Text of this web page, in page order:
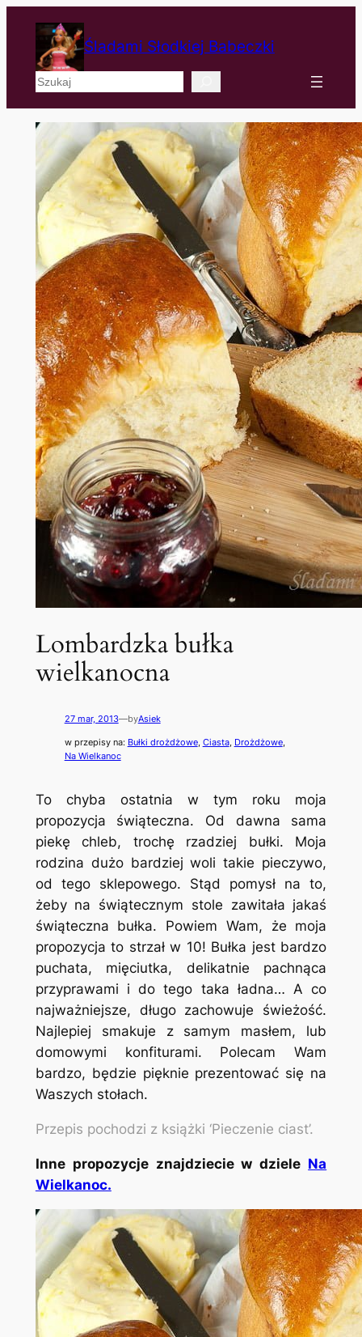
Śladami Słodkiej Babeczki
Szukaj
Lombardzka bułka
wielkanocna
27 mar, 2013—byAsiek
w przepisy na: Bułki drożdżowe, Ciasta, Drożdżowe
Na Wielkanoc
To chyba ostatnia w tym roku moja
propozycja świąteczna. Od dawna sama
piekę chleb, trochę rzadziej bułki. Moja
rodzina dużo bardziej woli takie pieczywo,
od tego sklepowego. Stąd pomysł na to,
żeby na świątecznym stole zawitała jakaś
świąteczna bułka. Powiem Wam, że moja
propozycja to strzał w 10! Bułka jest bardzo
puchata, mięciutka, delikatnie pachnąca
przyprawami i do tego taka ładna… A co
najważniejsze, długo zachowuje świeżość.
Najlepiej smakuje z samym masłem, lub
domowymi konfiturami. Polecam Wam
bardzo, będzie pięknie prezentować się na
Waszych stołach.
Przepis pochodzi z książki ‘Pieczenie ciast’.
Inne propozycje znajdziecie w dziele Na
Wielkanoc.